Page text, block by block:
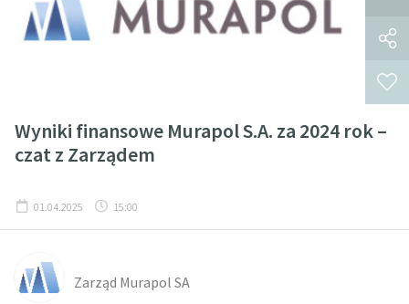
Wyniki finansowe Murapol S.A. za 2024 rok –
czat z Zarządem
01.04.2025 15:00
Zarząd Murapol SA